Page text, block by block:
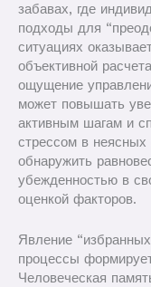
забавах, где
подходы для
ситуациях
объективной
ощущение
может повышать
активным шагам и
стрессом в
обнаружить
убежденностью в
оценкой факторов.
Явление
процессы
Человеческая